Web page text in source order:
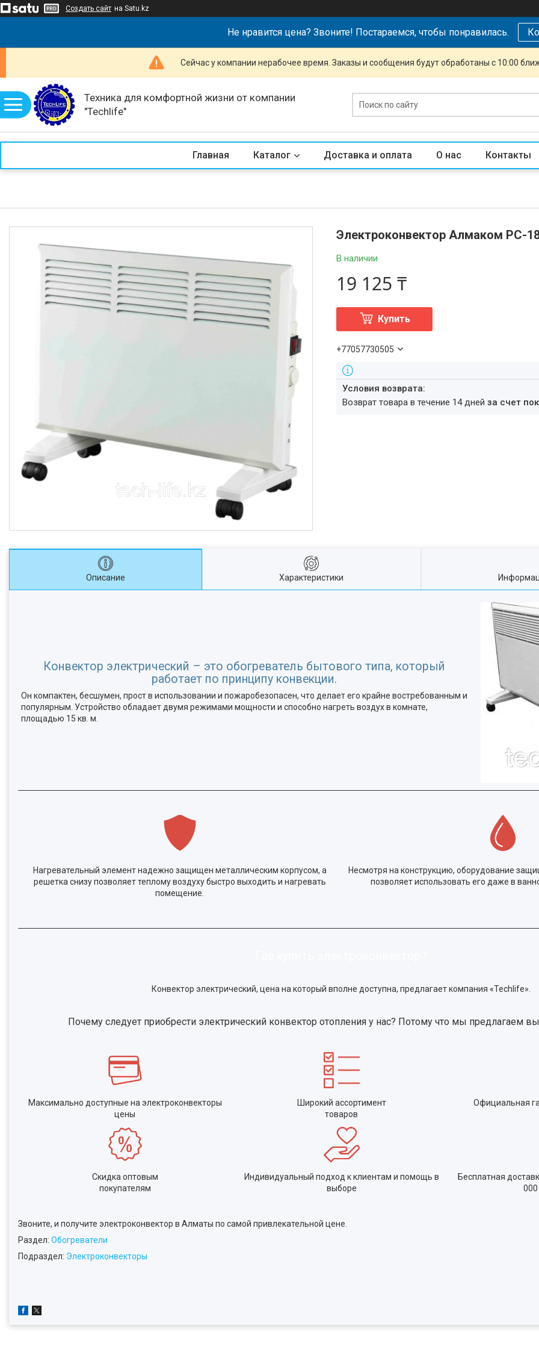
Создать сайт на Satu.kz
Не нравится цена? Звоните! Постараемся, чтобы понравилась.
Сейчас у компании нерабочее время. Заказы и сообщения будут обработаны с 10:00
Техника для комфортной жизни от компании
"Techlife"
Главная Каталог Доставка и оплата О нас Контакты
Электроконвектор Алмаком PC-
В наличии
19 125 ₸
Купить
+77057730505
возврат товара в течение 14 днейза счет
Описание Характеристики
Конвектор электрический – это обогреватель бытового типа, который
работает по принципу конвекции.
Он компактен, бесшумен, прост в использовании и пожаробезопасен, что делает его крайне востребованным и
популярным. Устройство обладает двумя режимами мощности и способно нагреть воздух в комнате,
площадью 15 кв. м.
Нагревательный элемент надежно защищен металлическим корпусом, а
решетка снизу позволяет теплому воздуху быстро выходить и нагревать
помещение.
Несмотря на конструкцию, оборудование
позволяет использовать его даже в
Конвектор электрический, цена на который вполне доступна, предлагает компания «Techlife».
Почему следует приобрести электрический конвектор отопления у нас? Потому что мы предлагаем
Максимально доступные на электроконвекторы
цены
Широкий ассортимент
товаров
Официальная
Скидка оптовым
покупателям
Индивидуальный подход к клиентам и помощь в
выборе
Бесплатная
Звоните, и получите электроконвектор в Алматы по самой привлекательной цене.
Раздел: Обогреватели
Подраздел: Электроконвекторы